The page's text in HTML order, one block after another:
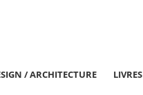
/ ARCHITECTURE LIVRES